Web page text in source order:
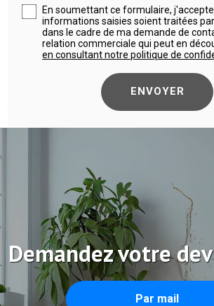
En soumettant ce formulaire,
informations saisies soient traitées par
dans le cadre de ma demande de
relation commerciale qui peut en
en consultant notre politique de
Demandez votre
Par mail